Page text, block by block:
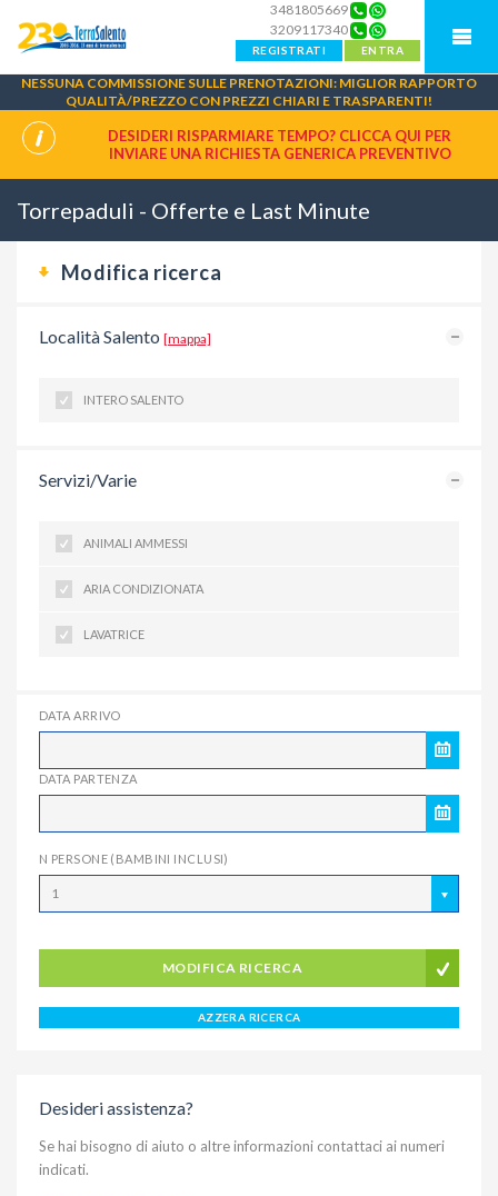
3481805669
3209117340
REGISTRATI ENTRA
NESSUNA COMMISSIONE SULLE PRENOTAZIONI: MIGLIOR RAPPORTO
QUALITÀ/PREZZO CON PREZZI CHIARI E TRASPARENTI!
DESIDERI RISPARMIARE TEMPO? CLICCA QUI PER
INVIARE UNA RICHIESTA GENERICA PREVENTIVO
Torrepaduli - Offerte e Last Minute
Modifica ricerca
Località Salento [mappa]
INTERO SALENTO
Servizi/Varie
ANIMALI AMMESSI
ARIA CONDIZIONATA
LAVATRICE
DATA ARRIVO
DATA PARTENZA
N PERSONE (BAMBINI INCLUSI)
1
MODIFICA RICERCA
AZZERA RICERCA
Desideri assistenza?
Se hai bisogno di aiuto o altre informazioni contattaci ai numeri
indicati.